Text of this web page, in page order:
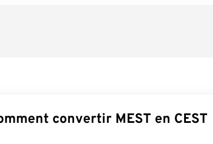
convertir MEST en CEST